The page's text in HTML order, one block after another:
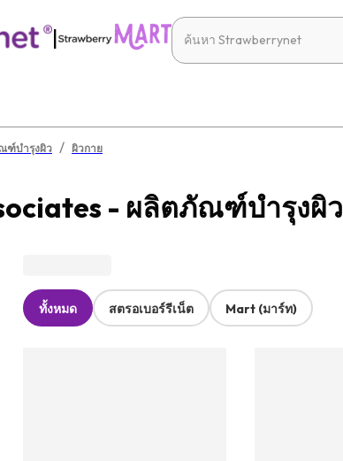
|
ฑ์บำรุงผิว / ผิวกาย
- ผลิตภัณฑ์บำรุงผิว
ทั้งหมด สตรอเบอร์รีเน็ต Mart (มาร์ท)